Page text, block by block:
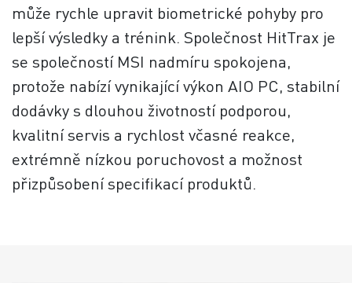
může rychle upravit biometrické pohyby pro
lepší výsledky a trénink. Společnost HitTrax je
se společností MSI nadmíru spokojena,
protože nabízí vynikající výkon AIO PC, stabilní
dodávky s dlouhou životností podporou,
kvalitní servis a rychlost včasné reakce,
extrémně nízkou poruchovost a možnost
přizpůsobení specifikací produktů.